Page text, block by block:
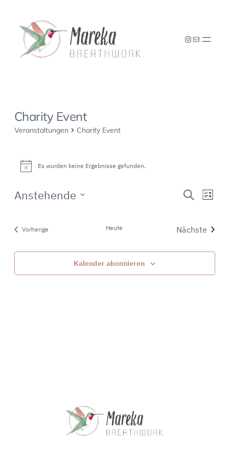
Instagram
E-Mail
Charity Event
Veranstaltungen Charity Event
Veranstaltungen
HinweisEs wurden keine Ergebnisse gefunden.
und
SucheListe
Anstehende
VorherigeVeranstaltungen Heute
Nächste
Kalender abonnieren